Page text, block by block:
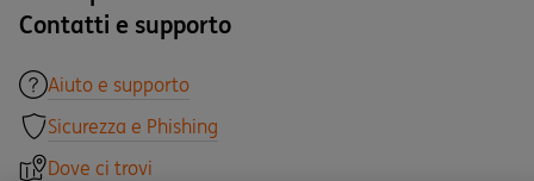
Contatti e supporto
Aiuto e supporto
Sicurezza e Phishing
Dove ci trovi